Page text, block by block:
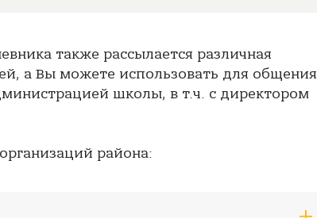
также рассылается различная
а Вы можете использовать для общения
школы, в т.ч. с директором
района: